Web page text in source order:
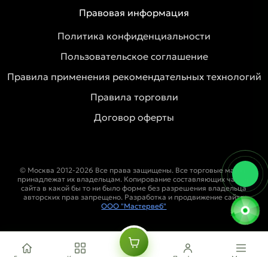
Правовая информация
Политика конфиденциальности
Пользовательское соглашение
Правила применения рекомендательных технологий
Правила торговли
Договор оферты
© Москва 2012-2026 Все права защищены. Все торговые марки
принадлежат их владельцам. Копирование составляющих частей
сайта в какой бы то ни было форме без разрешения владельца
авторских прав запрещено. Разработка и продвижение сайта
ООО "Мастервеб"